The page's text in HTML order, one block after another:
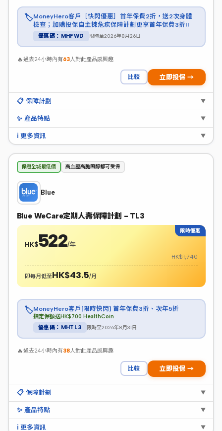
🏷️MoneyHero客戶［快閃優惠］首年保費2折，送2次身體
檢查；加購投保自主揀危疾保障計劃更享首年保費3折!!
優惠碼：MHFWD 限時至2026年8月26日
🔥過去24小時內有63人對此產品感興趣
比較 立即投保 →
📋 保障計劃 ▼
✨ 產品特點 ▼
ℹ️ 更多資訊 ▼
保證全城最低價 高血壓高膽固醇都可受保
Blue
Blue WeCare定期人壽保障計劃 - TL3
限時優惠
HK$522/年
HK$1,740
即每月低至HK$43.5/月
🏷️MoneyHero客戶[限時快閃] 首年保費3折、次年5折
指定保額送HK$700 HealthCoin
優惠碼：MHTL3
限時至2026年8月31日
🔥過去24小時內有38人對此產品感興趣
比較 立即投保 →
📋 保障計劃 ▼
✨ 產品特點 ▼
ℹ️ 更多資訊 ▼